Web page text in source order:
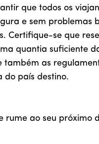
que todos os
e sem problemas
Certifique-se que
quantia suficiente
também as
do país destino.
rume ao seu próximo